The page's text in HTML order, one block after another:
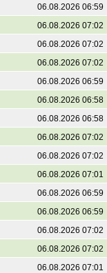
06.08.2026 06:59
06.08.2026 07:02
06.08.2026 07:02
06.08.2026 07:02
06.08.2026 06:59
06.08.2026 06:58
06.08.2026 06:58
06.08.2026 07:02
06.08.2026 07:02
06.08.2026 07:01
06.08.2026 06:59
06.08.2026 06:59
06.08.2026 07:02
06.08.2026 07:02
06.08.2026 07:01